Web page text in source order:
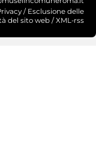
/ Esclusione delle
del sito web / XML-rss